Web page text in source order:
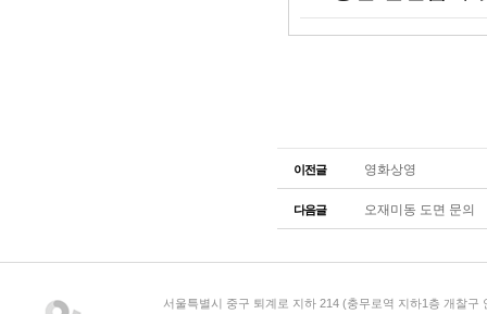
이전글 영화상영
다음글 오재미동 도면 문의
서울특별시 중구 퇴계로 지하 214 (충무로역 지하1층 개찰구